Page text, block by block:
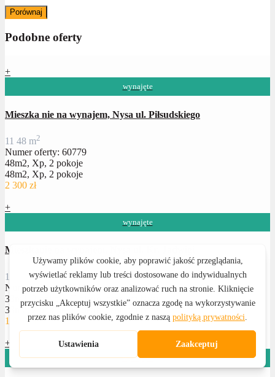
Porównaj
Podobne oferty
+
wynajęte
Mieszka nie na wynajem, Nysa ul. Piłsudskiego
11 48 m2
Numer oferty: 60779
48m2, Xp, 2 pokoje
48m2, Xp, 2 pokoje
2 300 zł
+
wynajęte
Mieszkanie na wynajem, Nysa ul. Kr. Jadwigi
1 33 m2
Numer oferty: 60618
33m2, 2 pokoje, II piętro, centrum Nysy
33m2, 2 pokoje, II piętro, centrum Nysy
1 920 zł
+
wynajęte